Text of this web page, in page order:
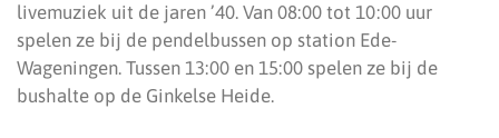
livemuziek uit de jaren ’40. Van 08:00 tot 10:00 uur
spelen ze bij de pendelbussen op station Ede-
Wageningen. Tussen 13:00 en 15:00 spelen ze bij de
bushalte op de Ginkelse Heide.